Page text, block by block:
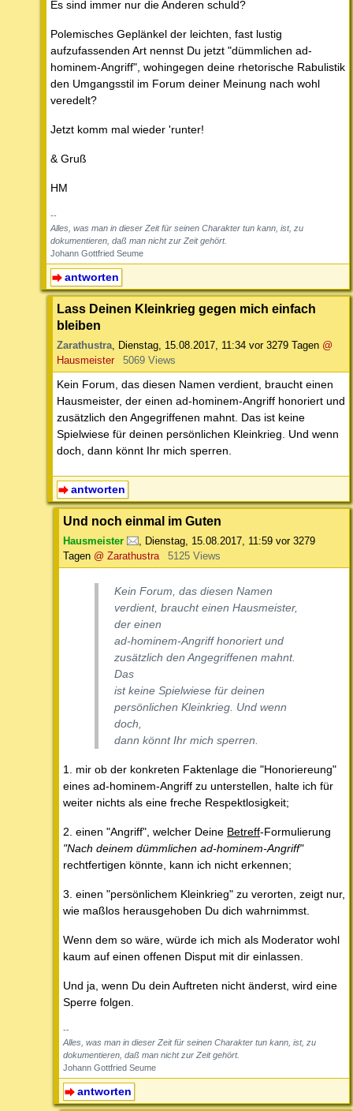
Es sind immer nur die Anderen schuld?
Polemisches Geplänkel der leichten, fast lustig
aufzufassenden Art nennst Du jetzt "dümmlichen ad-
hominem-Angriff", wohingegen deine rhetorische Rabulistik
den Umgangsstil im Forum deiner Meinung nach wohl
veredelt?
Jetzt komm mal wieder 'runter!
& Gruß
HM
--
Alles, was man in dieser Zeit für seinen Charakter tun kann, ist, zu
dokumentieren, daß man nicht zur Zeit gehört.
Johann Gottfried Seume
antworten
Lass Deinen Kleinkrieg gegen mich einfach
bleiben
Zarathustra, Dienstag, 15.08.2017, 11:34 vor 3279 Tagen @
Hausmeister
5069 Views
Kein Forum, das diesen Namen verdient, braucht einen
Hausmeister, der einen ad-hominem-Angriff honoriert und
zusätzlich den Angegriffenen mahnt. Das ist keine
Spielwiese für deinen persönlichen Kleinkrieg. Und wenn
doch, dann könnt Ihr mich sperren.
antworten
Und noch einmal im Guten
Hausmeister , Dienstag, 15.08.2017, 11:59 vor 3279
Tagen @ Zarathustra 5125 Views
Kein Forum, das diesen Namen
verdient, braucht einen Hausmeister,
der einen
ad-hominem-Angriff honoriert und
zusätzlich den Angegriffenen mahnt.
Das
ist keine Spielwiese für deinen
persönlichen Kleinkrieg. Und wenn
doch,
dann könnt Ihr mich sperren.
1. mir ob der konkreten Faktenlage die "Honoriereung"
eines ad-hominem-Angriff zu unterstellen, halte ich für
weiter nichts als eine freche Respektlosigkeit;
2. einen "Angriff", welcher Deine Betreff-Formulierung
"Nach deinem dümmlichen ad-hominem-Angriff"
rechtfertigen könnte, kann ich nicht erkennen;
3. einen "persönlichem Kleinkrieg" zu verorten, zeigt nur,
wie maßlos herausgehoben Du dich wahrnimmst.
Wenn dem so wäre, würde ich mich als Moderator wohl
kaum auf einen offenen Disput mit dir einlassen.
Und ja, wenn Du dein Auftreten nicht änderst, wird eine
Sperre folgen.
--
Alles, was man in dieser Zeit für seinen Charakter tun kann, ist, zu
dokumentieren, daß man nicht zur Zeit gehört.
Johann Gottfried Seume
antworten